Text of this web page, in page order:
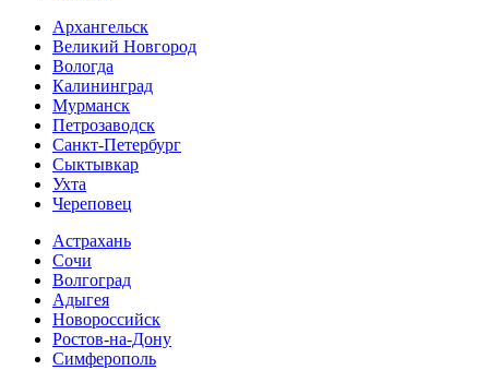
Архангельск
Великий Новгород
Вологда
Калининград
Мурманск
Петрозаводск
Санкт-Петербург
Сыктывкар
Ухта
Череповец
Астрахань
Сочи
Волгоград
Адыгея
Новороссийск
Ростов-на-Дону
Симферополь